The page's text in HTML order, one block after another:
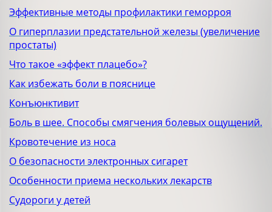
Эффективные методы профилактики геморроя
О гиперплазии предстательной железы (увеличение
простаты)
Что такое «эффект плацебо»?
Как избежать боли в пояснице
Конъюнктивит
Боль в шее. Способы смягчения болевых ощущений.
Кровотечение из носа
О безопасности электронных сигарет
Особенности приема нескольких лекарств
Судороги у детей